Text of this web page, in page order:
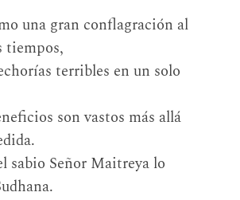
una gran conflagración al
tiempos,
terribles en un solo
son vastos más allá
sabio Señor Maitreya lo